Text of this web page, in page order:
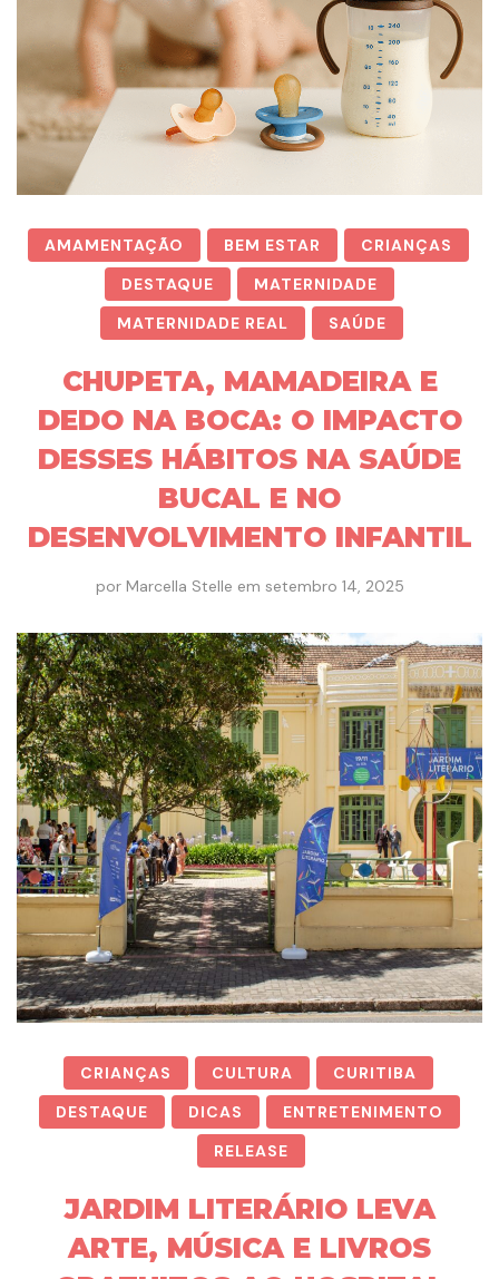
AMAMENTAÇÃO BEM ESTAR
CRIANÇAS
DESTAQUE
MATERNIDADE
MATERNIDADE REAL
SAÚDE
CHUPETA, MAMADEIRA E
DEDO NA BOCA: O IMPACTO
DESSES HÁBITOS NA SAÚDE
BUCAL E NO
DESENVOLVIMENTO INFANTIL
por Marcella Stelle em setembro 14, 2025
CRIANÇAS CULTURA
CURITIBA
DESTAQUE
DICAS
ENTRETENIMENTO
RELEASE
JARDIM LITERÁRIO LEVA
ARTE, MÚSICA E LIVROS